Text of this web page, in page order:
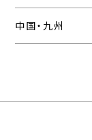
中国・九州